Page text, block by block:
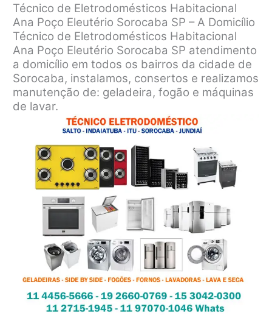
Técnico de Eletrodomésticos Habitacional
Ana Poço Eleutério Sorocaba SP – A Domicílio
Técnico de Eletrodomésticos Habitacional
Ana Poço Eleutério Sorocaba SP atendimento
a domicílio em todos os bairros da cidade de
Sorocaba, instalamos, consertos e realizamos
manutenção de: geladeira, fogão e máquinas
de lavar.